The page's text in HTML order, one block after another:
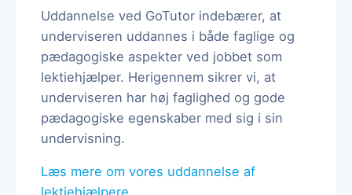
Uddannelse ved GoTutor indebærer, at
underviseren uddannes i både faglige og
pædagogiske aspekter ved jobbet som
lektiehjælper. Herigennem sikrer vi, at
underviseren har høj faglighed og gode
pædagogiske egenskaber med sig i sin
undervisning.
Læs mere om vores uddannelse af
lektiehjælpere